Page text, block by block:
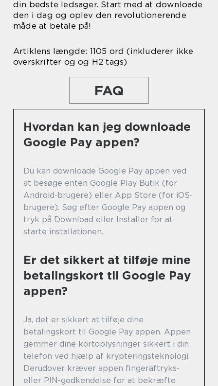
din bedste ledsager. Start med at downloade
den i dag og oplev den revolutionerende
måde at betale på!
Artiklens længde: 1105 ord (inkluderer ikke
overskrifter og og H2 tags)
FAQ
Hvordan kan jeg downloade
Google Pay appen?
Du kan downloade Google Pay appen ved
at besøge enten Google Play Butik (for
Android-brugere) eller App Store (for iOS-
brugere). Søg efter Google Pay appen og
tryk på Download eller Installer for at
starte installationen.
Er det sikkert at tilføje mine
betalingskort til Google Pay
appen?
Ja, det er sikkert at tilføje dine
betalingskort til Google Pay appen. Appen
gemmer dine kortoplysninger sikkert i din
telefon ved hjælp af krypteringsteknologi.
Derudover kræver appen fingeraftryks-
eller PIN-godkendelse for at bekræfte